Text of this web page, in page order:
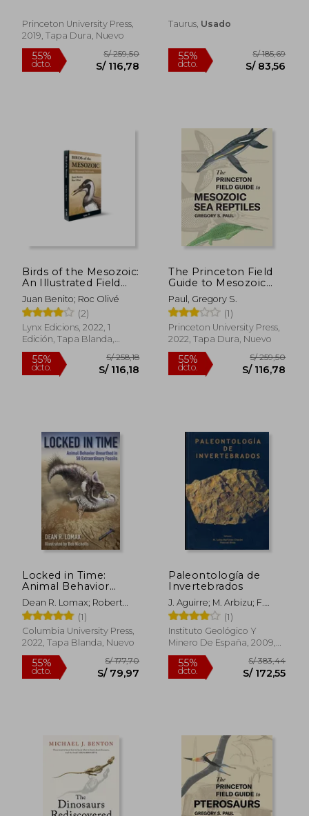
55%
dcto.
Connolly, David
Princeton University Press,
2019, Tapa Dura, Nuevo
55%
dcto.
S/ 259,50
S/ 116,78
Taurus, Usado
55%
Birds of the Mesozoic:
An Illustrated Field
Guide (en Inglés)
Juan Benito; Roc Olivé
(2)
Lynx Edicions, 2022, 1
Edición, Tapa Blanda,
Nuevo
The Princeton Field
Guide to Mesozoic
sea Reptiles (en
Inglés)
Paul, Gregory S.
(1)
Princeton University Press,
2022, Tapa Dura, Nuevo
Locked in Time:
Animal Behavior
Unearthed in 50
Extraordinary Fossils
(en Inglés)
Dean R. Lomax; Robert
Nicholls
(1)
Columbia University Press,
2022, Tapa Blanda, Nuevo
Paleontología de
Invertebrados
J. Aguirre; M. Arbizu; F.
Álvarez; J. C. Braga; A.
Checa
(1)
Instituto Geológico Y
Minero De España, 2009,
Tapa Blanda, Nuevo